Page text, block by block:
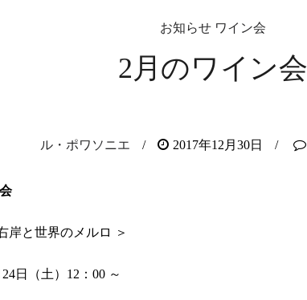
お知らせ ワイン会
2月のワイン会
ル・ポワソニエ / 2017年12月30日 /
岸と世界のメルロ ＞
（土）12：00 ～